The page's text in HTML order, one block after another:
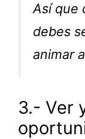
Así que
debes
animar
3.- Ver